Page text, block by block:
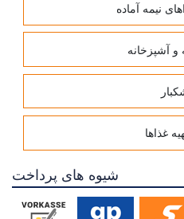
نیمه آماده
و آشپزخانه
غذاها
شیوه های پرداخت